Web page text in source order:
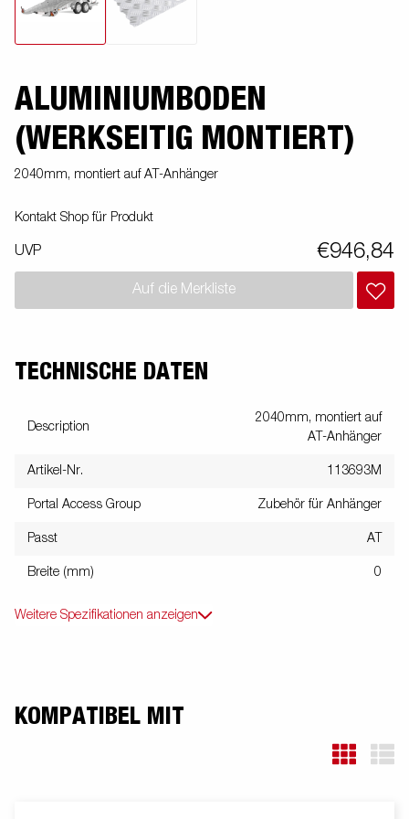
ALUMINIUMBODEN
(WERKSEITIG MONTIERT)
2040mm, montiert auf AT-Anhänger
Kontakt Shop für Produkt
UVP €946,84
Auf die Merkliste
TECHNISCHE DATEN
Description
2040mm, montiert auf
AT-Anhänger
Artikel-Nr. 113693M
Portal Access Group Zubehör für Anhänger
Passt AT
Breite (mm) 0
Weitere Spezifikationen anzeigen
KOMPATIBEL MIT